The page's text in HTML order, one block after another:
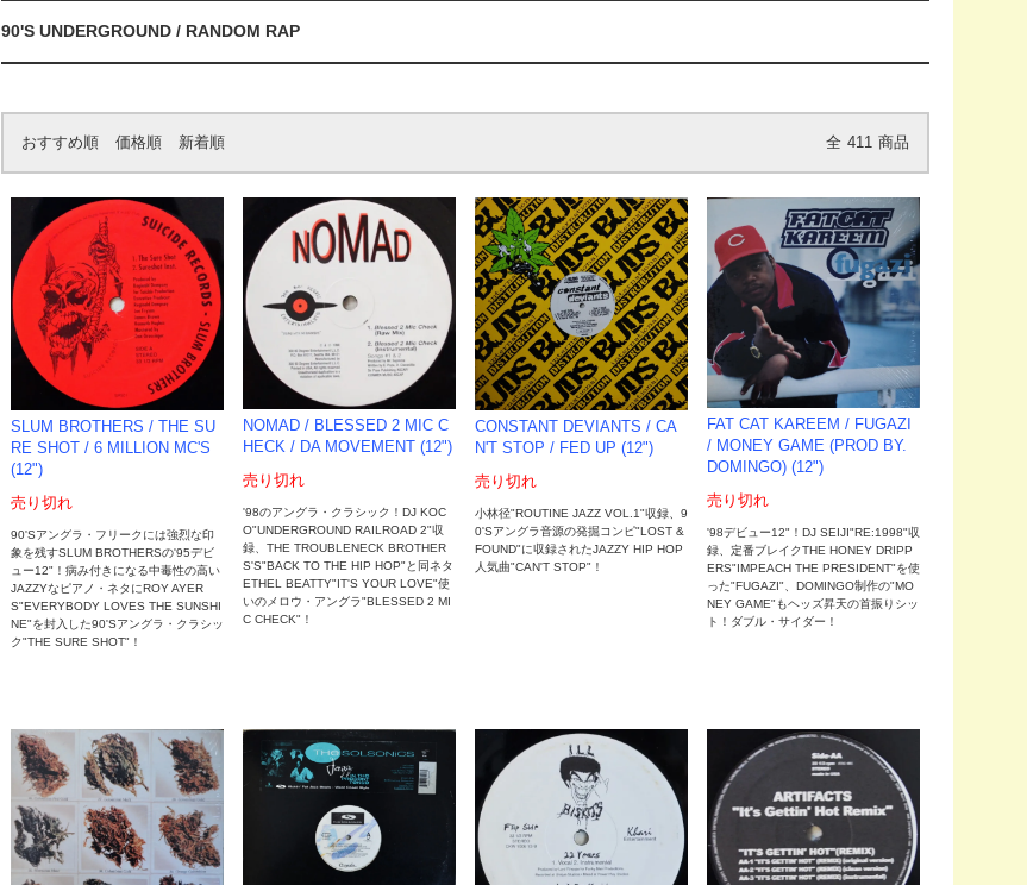
90'S UNDERGROUND / RANDOM RAP
おすすめ順 価格順 新着順 全 411 商品
SLUM BROTHERS / THE SU
RE SHOT / 6 MILLION MC'S
(12")
売り切れ
90'Sアングラ・フリークには強烈な印
象を残すSLUM BROTHERSの'95デビ
ュー12"！病み付きになる中毒性の高い
JAZZYなピアノ・ネタにROY AYER
S"EVERYBODY LOVES THE SUNSHI
NE"を封入した90'Sアングラ・クラシッ
ク"THE SURE SHOT"！
NOMAD / BLESSED 2 MIC C
HECK / DA MOVEMENT (12")
売り切れ
'98のアングラ・クラシック！DJ KOC
O"UNDERGROUND RAILROAD 2"収
録、THE TROUBLENECK BROTHER
S'S"BACK TO THE HIP HOP"と同ネタ
ETHEL BEATTY"IT'S YOUR LOVE"使
いのメロウ・アングラ"BLESSED 2 MI
C CHECK"！
CONSTANT DEVIANTS / CA
N'T STOP / FED UP (12")
売り切れ
小林径"ROUTINE JAZZ VOL.1"収録、9
0'Sアングラ音源の発掘コンピ"LOST &
FOUND"に収録されたJAZZY HIP HOP
人気曲"CAN'T STOP"！
FAT CAT KAREEM / FUGAZI
/ MONEY GAME (PROD BY.
DOMINGO) (12")
売り切れ
'98デビュー12"！DJ SEIJI"RE:1998"収
録、定番ブレイクTHE HONEY DRIPP
ERS"IMPEACH THE PRESIDENT"を使
った"FUGAZI"、DOMINGO制作の"MO
NEY GAME"もヘッズ昇天の首振りシッ
ト！ダブル・サイダー！